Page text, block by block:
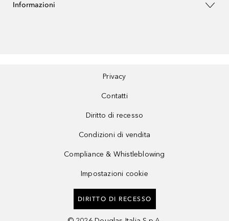
Informazioni
Privacy
Contatti
Diritto di recesso
Condizioni di vendita
Compliance & Whistleblowing
Impostazioni cookie
DIRITTO DI RECESSO